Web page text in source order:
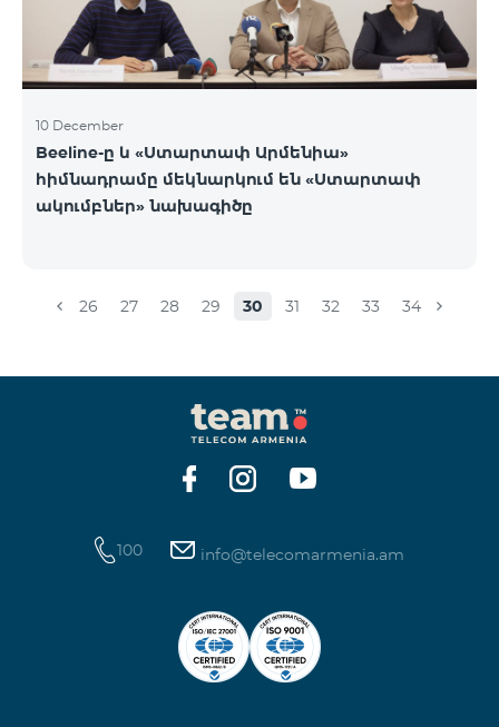
10 December
Beeline-ը և «Ստարտափ Արմենիա»
հիմնադրամը մեկնարկում են «Ստարտափ
ակումբներ» նախագիծը
26 27 28 29 30 31 32 33 34
100 info@telecomarmenia.am